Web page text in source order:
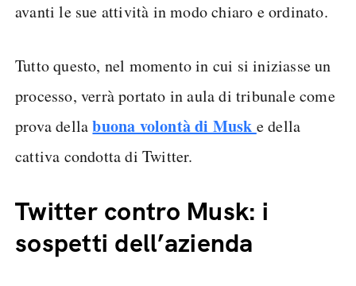
avanti le sue attività in modo chiaro e ordinato.
Tutto questo, nel momento in cui si iniziasse un
processo, verrà portato in aula di tribunale come
prova dellabuona volontà di Musk e della
cattiva condotta di Twitter.
Twitter contro Musk: i
sospetti dell’azienda